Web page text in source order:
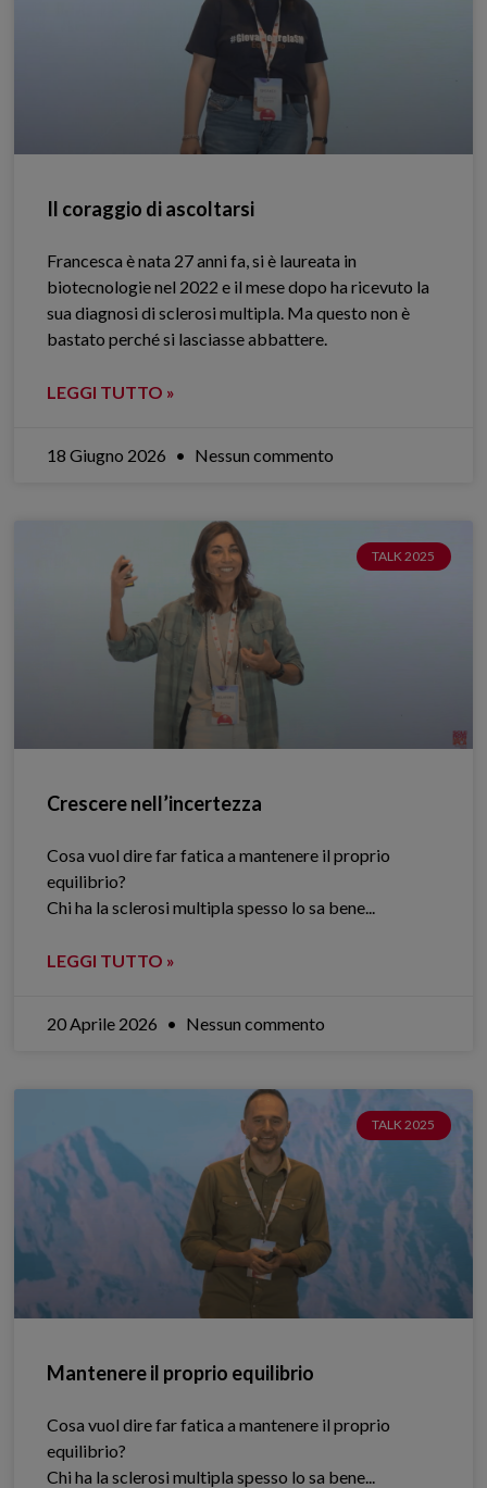
Il coraggio di ascoltarsi
Francesca è nata 27 anni fa, si è laureata in
biotecnologie nel 2022 e il mese dopo ha ricevuto la
sua diagnosi di sclerosi multipla. Ma questo non è
bastato perché si lasciasse abbattere.
LEGGI TUTTO »
18 Giugno 2026 Nessun commento
TALK 2025
Crescere nell’incertezza
Cosa vuol dire far fatica a mantenere il proprio
equilibrio?
Chi ha la sclerosi multipla spesso lo sa bene.​..
LEGGI TUTTO »
20 Aprile 2026 Nessun commento
TALK 2025
Mantenere il proprio equilibrio
Cosa vuol dire far fatica a mantenere il proprio
equilibrio?
Chi ha la sclerosi multipla spesso lo sa bene.​..